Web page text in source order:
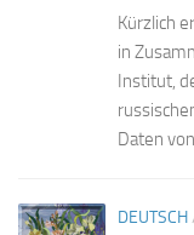
Kürzlich
in
Institut,
Daten
DEUTSCH